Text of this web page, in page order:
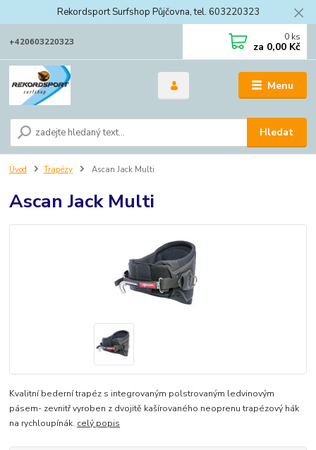
Rekordsport Surfshop Půjčovna, tel. 603220323
Menu
Hledat
+420603220323 0 ks
za 0,00 Kč
Úvod Trapézy Ascan Jack Multi
Ascan Jack Multi
Kvalitní bederní trapéz s integrovaným polstrovaným ledvinovým
pásem- zevnitř vyroben z dvojitě kašírovaného neoprenu trapézový hák
na rychloupínák. celý popis